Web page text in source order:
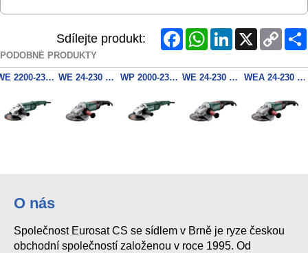
Sdílejte produkt: FacebookWhatsAppLinkedInX
Copy
Link
PODOBNÉ PRODUKTY
WE 2200-230 úhlová bruska WE 24-230 MVT úhlová bruska WP 2000-230 úhlová bruska WE 24-230 MVT Quick úhlová bruska WEA 24-230 MVT Quick úhlová bruska
O nás
Společnost Eurosat CS se sídlem v Brně je ryze českou
obchodní společností založenou v roce 1995. Od